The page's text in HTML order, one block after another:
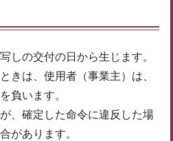
しの交付の日から生じます。
きは、使用者（事業主）は、
負います。
、確定した命令に違反した場
があります。